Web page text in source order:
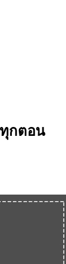
ทุกตอน